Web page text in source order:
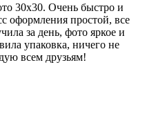
30х30. Очень быстро и
оформления простой, все
за день, фото яркое и
упаковка, ничего не
всем друзьям!